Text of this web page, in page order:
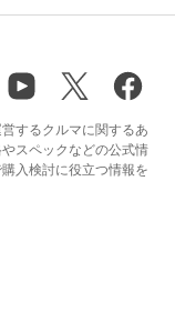
するクルマに関するあ
スペックなどの公式情
入検討に役立つ情報を